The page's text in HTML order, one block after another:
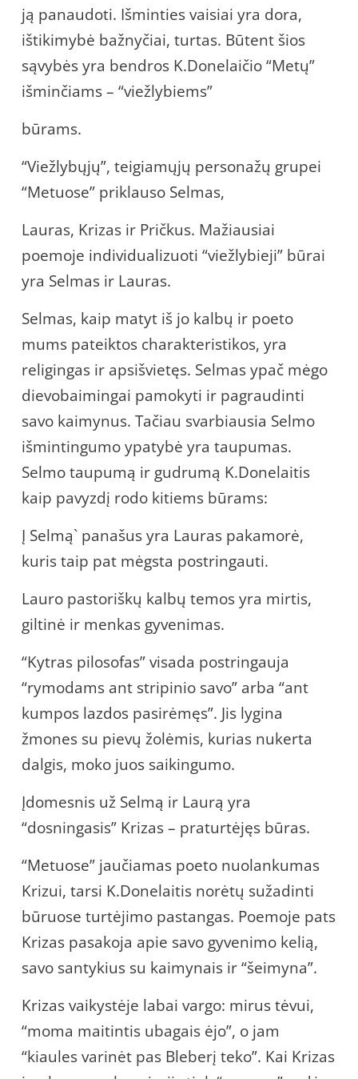
ją panaudoti. Išminties vaisiai yra dora,
ištikimybė bažnyčiai, turtas. Būtent šios
sąvybės yra bendros K.Donelaičio “Metų”
išminčiams – “viežlybiems”
būrams.
“Viežlybųjų”, teigiamųjų personažų grupei
“Metuose” priklauso Selmas,
Lauras, Krizas ir Pričkus. Mažiausiai
poemoje individualizuoti “viežlybieji” būrai
yra Selmas ir Lauras.
Selmas, kaip matyt iš jo kalbų ir poeto
mums pateiktos charakteristikos, yra
religingas ir apsišvietęs. Selmas ypač mėgo
dievobaimingai pamokyti ir pagraudinti
savo kaimynus. Tačiau svarbiausia Selmo
išmintingumo ypatybė yra taupumas.
Selmo taupumą ir gudrumą K.Donelaitis
kaip pavyzdį rodo kitiems būrams:
Į Selmą` panašus yra Lauras pakamorė,
kuris taip pat mėgsta postringauti.
Lauro pastoriškų kalbų temos yra mirtis,
giltinė ir menkas gyvenimas.
“Kytras pilosofas” visada postringauja
“rymodams ant stripinio savo” arba “ant
kumpos lazdos pasirėmęs”. Jis lygina
žmones su pievų žolėmis, kurias nukerta
dalgis, moko juos saikingumo.
Įdomesnis už Selmą ir Laurą yra
“dosningasis” Krizas – praturtėjęs būras.
“Metuose” jaučiamas poeto nuolankumas
Krizui, tarsi K.Donelaitis norėtų sužadinti
būruose turtėjimo pastangas. Poemoje pats
Krizas pasakoja apie savo gyvenimo kelią,
savo santykius su kaimynais ir “šeimyna”.
Krizas vaikystėje labai vargo: mirus tėvui,
“moma maitintis ubagais ėjo”, o jam
“kiaules varinėt pas Bleberį teko”. Kai Krizas